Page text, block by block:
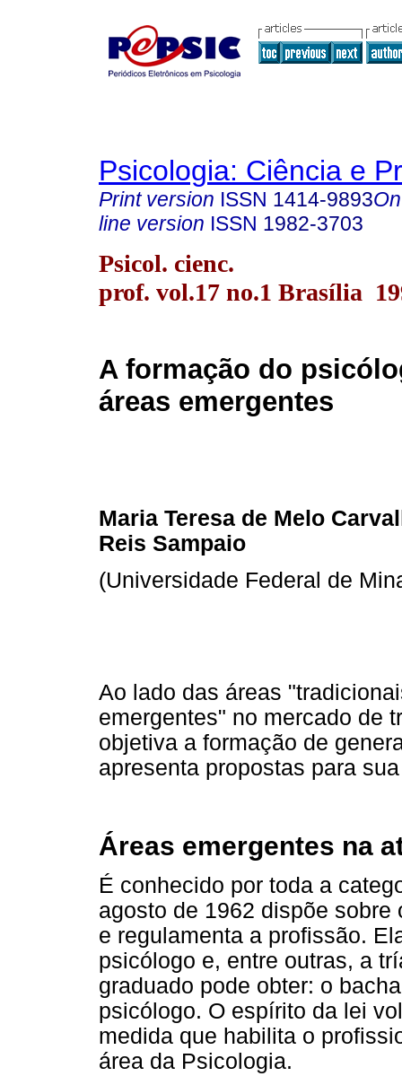
Psicologia: Ciência e
Print version ISSN 1414-9893
line version ISSN 1982-3703
Psicol. cienc.
prof. vol.17 no.1 Brasília
A formação do
áreas emergentes
Maria Teresa de Melo
Reis Sampaio
(Universidade Federal de
Ao lado das áreas
emergentes" no mercado de
objetiva a formação de
apresenta propostas para
Áreas emergentes na
É conhecido por toda a
agosto de 1962 dispõe
e regulamenta a profissão.
psicólogo e, entre outras, a
graduado pode obter: o
psicólogo. O espírito da lei
medida que habilita o
área da Psicologia.